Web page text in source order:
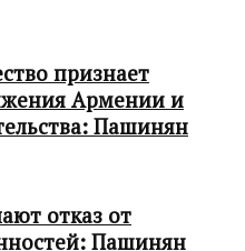
признает
Армении и
Пашинян
отказ от
Пашинян